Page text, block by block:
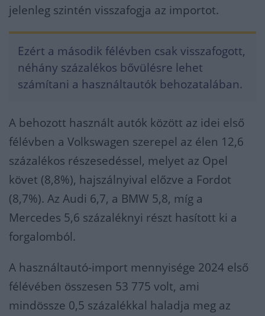
jelenleg szintén visszafogja az importot.
Ezért a második félévben csak visszafogott,
néhány százalékos bővülésre lehet
számítani a használtautók behozatalában.
A behozott használt autók között az idei első
félévben a Volkswagen szerepel az élen 12,6
százalékos részesedéssel, melyet az Opel
követ (8,8%), hajszálnyival előzve a Fordot
(8,7%). Az Audi 6,7, a BMW 5,8, míg a
Mercedes 5,6 százaléknyi részt hasított ki a
forgalomból.
A használtautó-import mennyisége 2024 első
félévében összesen 53 775 volt, ami
mindössze 0,5 százalékkal haladja meg az